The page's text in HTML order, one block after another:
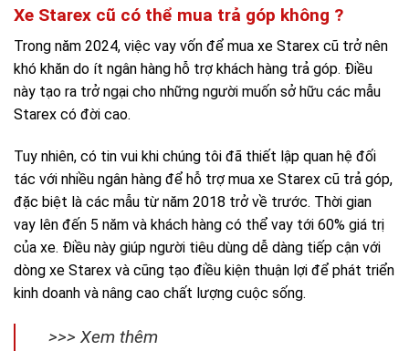
Xe Starex cũ có thể mua trả góp không ?
Trong năm 2024, việc vay vốn để mua xe Starex cũ trở nên
khó khăn do ít ngân hàng hỗ trợ khách hàng trả góp. Điều
này tạo ra trở ngại cho những người muốn sở hữu các mẫu
Starex có đời cao.
Tuy nhiên, có tin vui khi chúng tôi đã thiết lập quan hệ đối
tác với nhiều ngân hàng để hỗ trợ mua xe Starex cũ trả góp,
đặc biệt là các mẫu từ năm 2018 trở về trước. Thời gian
vay lên đến 5 năm và khách hàng có thể vay tới 60% giá trị
của xe. Điều này giúp người tiêu dùng dễ dàng tiếp cận với
dòng xe Starex và cũng tạo điều kiện thuận lợi để phát triển
kinh doanh và nâng cao chất lượng cuộc sống.
>>> Xem thêm